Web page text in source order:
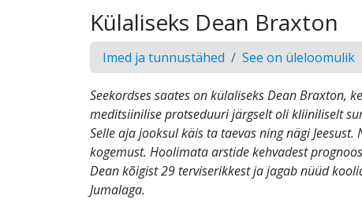
Külaliseks Dean Braxton
Imed ja tunnustähed See on üleloomulik
Seekordses saates on külaliseks Dean Braxton,
meditsiinilise protseduuri järgselt oli kliiniliselt
Selle aja jooksul käis ta taevas ning nägi
kogemust. Hoolimata arstide kehvadest
Dean kõigist 29 terviserikkest ja jagab nüüd
Jumalaga.